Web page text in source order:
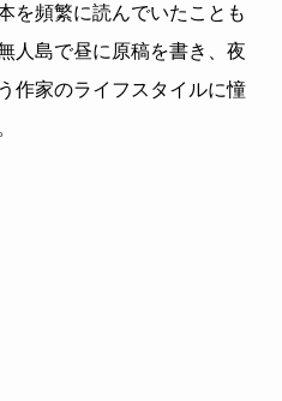
を頻繁に読んでいたことも
人島で昼に原稿を書き、夜
作家のライフスタイルに憧